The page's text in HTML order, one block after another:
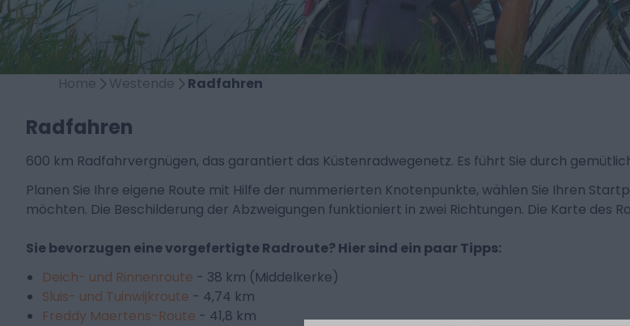
Home Westende Radfahren
Radfahren
600 km Radfahrvergnügen, das garantiert das Küstenradwegenetz. Es führt Sie durch
Planen Sie Ihre eigene Route mit Hilfe der nummerierten Knotenpunkte, wählen Sie Ihren
möchten. Die Beschilderung der Abzweigungen funktioniert in zwei Richtungen. Die Karte des
Sie bevorzugen eine vorgefertigte Radroute? Hier sind ein paar Tipps:
Deich- und Rinnenroute - 38 km (Middelkerke)
Sluis- und Tuinwijkroute - 4,74 km
Freddy Maertens-Route - 41,8 km